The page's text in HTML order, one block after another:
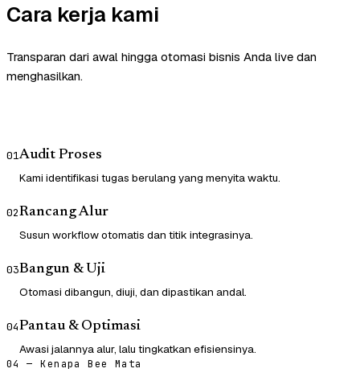
Cara kerja kami
Transparan dari awal hingga otomasi bisnis Anda live dan
menghasilkan.
01Audit Proses
Kami identifikasi tugas berulang yang menyita waktu.
02Rancang Alur
Susun workflow otomatis dan titik integrasinya.
03Bangun & Uji
Otomasi dibangun, diuji, dan dipastikan andal.
04Pantau & Optimasi
Awasi jalannya alur, lalu tingkatkan efisiensinya.
04 — Kenapa Bee Mata